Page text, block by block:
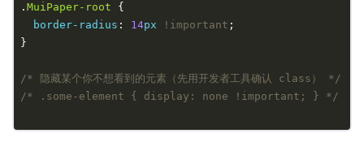
. MuiPaper-root
border-radius : 14px !important
/* 隐藏某个你不想看到的元素（先用开发者工具确认 class） */
/* .some-element { display: none !important; } */